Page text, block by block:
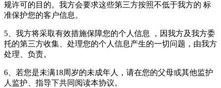
规许可的目的。我方会要求这些第三方按照不低于我方的 标
准保护您的客户信息。
5、我方将采取有效措施保障您的个人信息 ，因我方及我方委
托的第三方收集、处理您的个人信息产生的一切问题，由我方
处理、负责。
6、若您是未满18周岁的未成年人，请在您的父母或其他监护
人监护、指导下共同阅读本协议。